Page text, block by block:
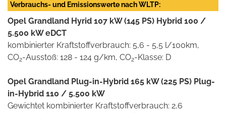
Verbrauchs- und Emissionswerte nach WLTP:
Opel Grandland Hyrid 107 kW (145 PS) Hybrid 100 /
5.500 kW eDCT
kombinierter Kraftstoffverbrauch: 5,6 - 5,5 l/100km,
CO2-Ausstoß: 128 - 124 g/km, CO2-Klasse: D
Opel Grandland Plug-in-Hybrid 165 kW (225 PS) Plug-
in-Hybrid 110 / 5.500 kW
Gewichtet kombinierter Kraftstoffverbrauch: 2,6